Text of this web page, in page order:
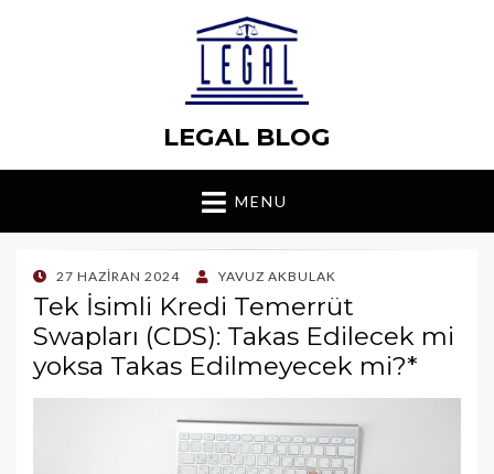
LEGAL BLOG
MENU
POSTED
ON
27 HAZIRAN 2024 YAVUZ AKBULAK
Tek İsimli Kredi Temerrüt
Swapları (CDS): Takas Edilecek mi
yoksa Takas Edilmeyecek mi?*